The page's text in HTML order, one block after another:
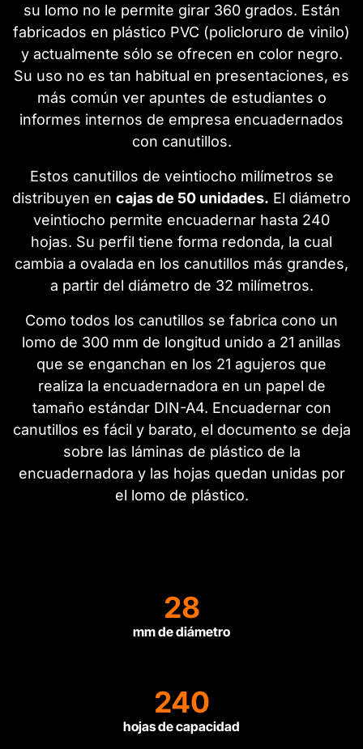
su lomo no le permite girar 360 grados. Están
fabricados en plástico PVC (policloruro de vinilo)
y actualmente sólo se ofrecen en color negro.
Su uso no es tan habitual en presentaciones, es
más común ver apuntes de estudiantes o
informes internos de empresa encuadernados
con canutillos.
Estos canutillos de veintiocho milímetros se
distribuyen en cajas de 50 unidades. El diámetro
veintiocho permite encuadernar hasta 240
hojas. Su perfil tiene forma redonda, la cual
cambia a ovalada en los canutillos más grandes,
a partir del diámetro de 32 milímetros.
Como todos los canutillos se fabrica cono un
lomo de 300 mm de longitud unido a 21 anillas
que se enganchan en los 21 agujeros que
realiza la encuadernadora en un papel de
tamaño estándar DIN-A4. Encuadernar con
canutillos es fácil y barato, el documento se deja
sobre las láminas de plástico de la
encuadernadora y las hojas quedan unidas por
el lomo de plástico.
28
mm de diámetro
240
hojas de capacidad